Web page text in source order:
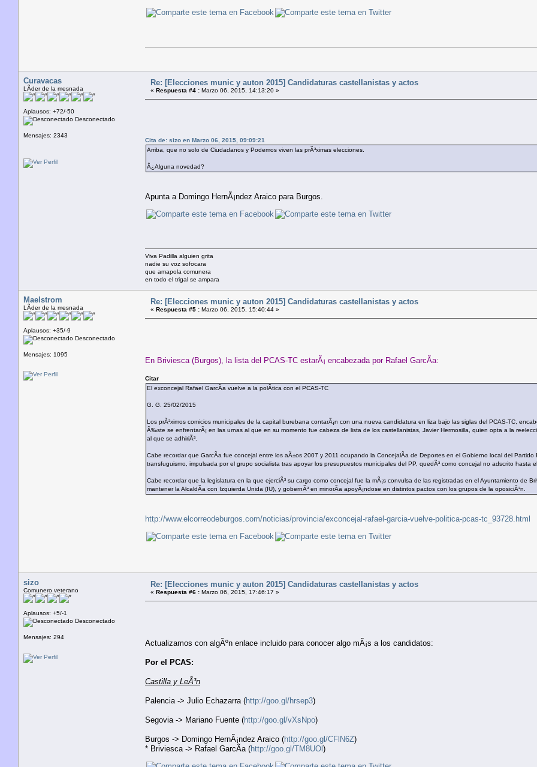
Curavacas
LÃ­der de la mesnada
Aplausos: +72/-50
Desconectado
Mensajes: 2343
Re: [Elecciones munic y auton 2015] Candidaturas castellanistas y actos
« Respuesta #4 : Marzo 06, 2015, 14:13:20 »
Cita de: sizo en Marzo 06, 2015, 09:09:21
Arriba, que no solo de Ciudadanos y Podemos viven las prÃ³ximas elecciones.
Â¿Alguna novedad?
Apunta a Domingo HernÃ¡ndez Araico para Burgos.
Viva Padilla alguien grita
nadie su voz sofocara
que amapola comunera
en todo el trigal se ampara
Maelstrom
LÃ­der de la mesnada
Aplausos: +35/-9
Desconectado
Mensajes: 1095
Re: [Elecciones munic y auton 2015] Candidaturas castellanistas y actos
« Respuesta #5 : Marzo 06, 2015, 15:40:44 »
En Briviesca (Burgos), la lista del PCAS-TC estarÃ¡ encabezada por Rafael GarcÃ­a:
Citar
El exconcejal Rafael GarcÃ­a vuelve a la polÃ­tica con el PCAS-TC
G. G. 25/02/2015
Los prÃ³ximos comicios municipales de la capital burebana contarÃ¡n con una nueva candidatura en liza bajo las siglas del PCAS-TC,
Ã‰ste se enfrentarÃ¡ en las urnas al que en su momento fue cabeza de lista de los castellanistas, Javier Hermosilla, quien opta a la
al que se adhiriÃ³.
Cabe recordar que GarcÃ­a fue concejal entre los aÃ±os 2007 y 2011 ocupando la ConcejalÃ­a de Deportes en el Gobierno local del
transfuguismo, impulsada por el grupo socialista tras apoyar los presupuestos municipales del PP, quedÃ³ como concejal no adscrito hasta
Cabe recordar que la legislatura en la que ejerciÃ³ su cargo como concejal fue la mÃ¡s convulsa de las registradas en el Ayuntamiento de
mantener la AlcaldÃ­a con Izquierda Unida (IU), y gobernÃ³ en minorÃ­a apoyÃ¡ndose en distintos pactos con los grupos de la oposiciÃ³n.
http://www.elcorreodeburgos.com/noticias/provincia/exconcejal-rafael-garcia-vuelve-politica-pcas-tc_93728.html
sizo
Comunero veterano
Aplausos: +5/-1
Desconectado
Mensajes: 294
Re: [Elecciones munic y auton 2015] Candidaturas castellanistas y actos
« Respuesta #6 : Marzo 06, 2015, 17:46:17 »
Actualizamos con algÃºn enlace incluido para conocer algo mÃ¡s a los candidatos:
Por el PCAS:
Castilla y LeÃ³n
Palencia -> Julio Echazarra (http://goo.gl/hrsep3)
Segovia -> Mariano Fuente (http://goo.gl/vXsNpo)
Burgos -> Domingo HernÃ¡ndez Araico (http://goo.gl/CFlN6Z)
* Briviesca -> Rafael GarcÃ­a (http://goo.gl/TM8UOl)